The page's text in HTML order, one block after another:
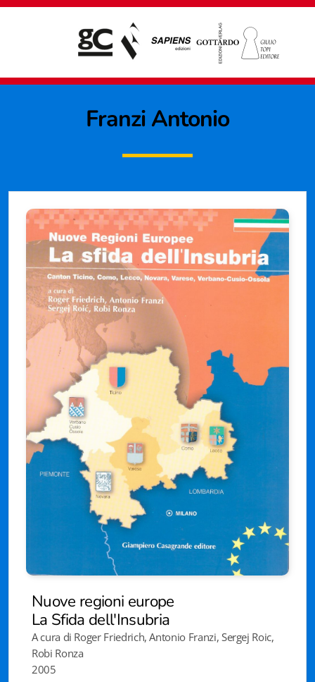
Franzi Antonio
Nuove regioni europe
La Sfida dell'Insubria
A cura di Roger Friedrich, Antonio Franzi, Sergej Roic,
Robi Ronza
2005
Giampiero Casagrande editore
Biblioteca letteraria Nord-Sud
Attualità & Studi
Collana di Lugano
Cymbae
Dibattiti & Documenti
EJO- European Journalism Observatory
iQuaderni - fondazioneculturalecollinadoro
Istituzioni - Società - Cittadini
Jus Helveticum